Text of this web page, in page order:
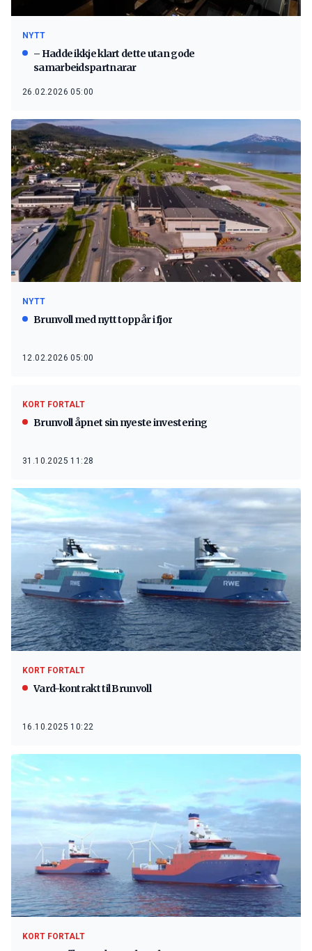
NYTT
– Hadde ikkje klart dette utan gode
samarbeidspartnarar
26.02.2026 05:00
NYTT
Brunvoll med nytt toppår i fjor
12.02.2026 05:00
KORT FORTALT
Brunvoll åpnet sin nyeste investering
31.10.2025 11:28
KORT FORTALT
Vard-kontrakt til Brunvoll
16.10.2025 10:22
KORT FORTALT